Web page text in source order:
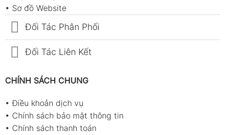
• Sơ đồ Website
Đối Tác Phân Phối
Đối Tác Liên Kết
CHÍNH SÁCH CHUNG
•Điều khoản dịch vụ
• Chính sách bảo mật thông tin
• Chính sách thanh toán